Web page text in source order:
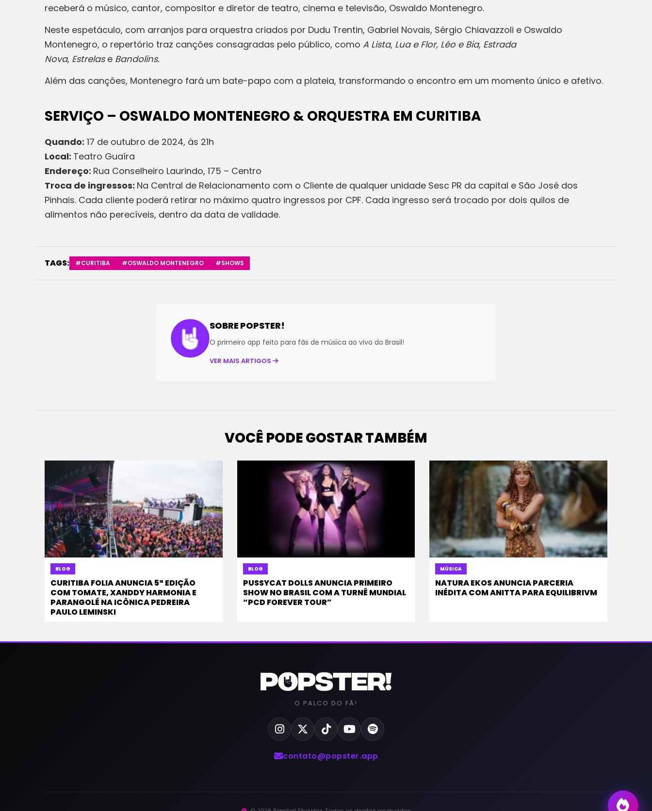
receberá o músico, cantor, compositor e diretor de teatro, cinema e televisão, Oswaldo Montenegro.
Neste espetáculo, com arranjos para orquestra criados por Dudu Trentin, Gabriel Novais, Sérgio Chiavazzoli e Oswaldo
Montenegro, o repertório traz canções consagradas pelo público, como A Lista, Lua e Flor, Léo e Bia, Estrada
Nova, Estrelase Bandolins.
Além das canções, Montenegro fará um bate-papo com a plateia, transformando o encontro em um momento único e afetivo.
SERVIÇO – OSWALDO MONTENEGRO & ORQUESTRA EM CURITIBA
Quando: 17 de outubro de 2024, às 21h
Local: Teatro Guaíra
Endereço: Rua Conselheiro Laurindo, 175 – Centro
Troca de ingressos: Na Central de Relacionamento com o Cliente de qualquer unidade Sesc PR da capital e São José dos
Pinhais. Cada cliente poderá retirar no máximo quatro ingressos por CPF. Cada ingresso será trocado por dois quilos de
alimentos não perecíveis, dentro da data de validade.
TAGS: #CURITIBA #OSWALDO MONTENEGRO #SHOWS
SOBRE POPSTER!
O primeiro app feito para fãs de música ao vivo do Brasil!
VER MAIS ARTIGOS
VOCÊ PODE GOSTAR TAMBÉM
BLOG
CURITIBA FOLIA ANUNCIA 5ª EDIÇÃO
COM TOMATE, XANDDY HARMONIA E
PARANGOLÉ NA ICÔNICA PEDREIRA
PAULO LEMINSKI
BLOG
PUSSYCAT DOLLS ANUNCIA PRIMEIRO
SHOW NO BRASIL COM A TURNÊ MUNDIAL
“PCD FOREVER TOUR”
MÚSICA
NATURA EKOS ANUNCIA PARCERIA
INÉDITA COM ANITTA PARA EQUILIBRIVM
O PALCO DO FÃ!
contato@popster.app